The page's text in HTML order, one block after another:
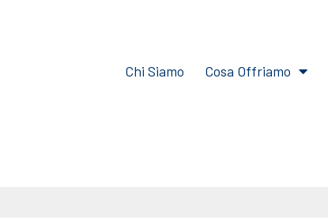
Chi Siamo Cosa Offriamo